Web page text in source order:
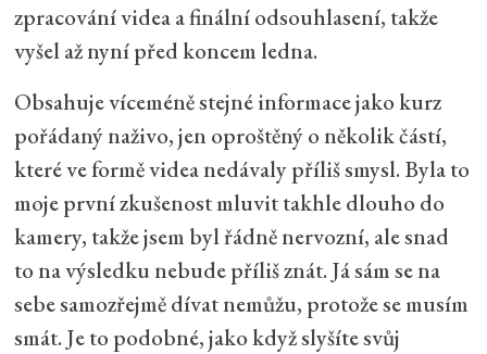
zpracování videa a finální odsouhlasení, takže
vyšel až nyní před koncem ledna.
Obsahuje víceméně stejné informace jako kurz
pořádaný naživo, jen oproštěný o několik částí,
které ve formě videa nedávaly příliš smysl. Byla to
moje první zkušenost mluvit takhle dlouho do
kamery, takže jsem byl řádně nervozní, ale snad
to na výsledku nebude příliš znát. Já sám se na
sebe samozřejmě dívat nemůžu, protože se musím
smát. Je to podobné, jako když slyšíte svůj